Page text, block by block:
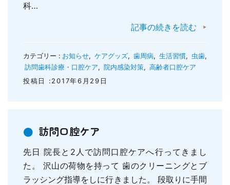
科…
記事の続きを読む
カテゴリー : お知らせ, ケアグッズ, 歯周病, 生活習慣, 虫歯,
訪問歯科診療・口腔ケア, 院内感染対策, 高齢者口腔ケア
投稿日 :2017年6月29日
訪問口腔ケア
先日 院長と2人で訪問口腔ケアへ行ってきまし
た。 沢山の荷物を持って 歯のクリーニングとブ
ラッシング指導をしに行きました。 段取りに手間